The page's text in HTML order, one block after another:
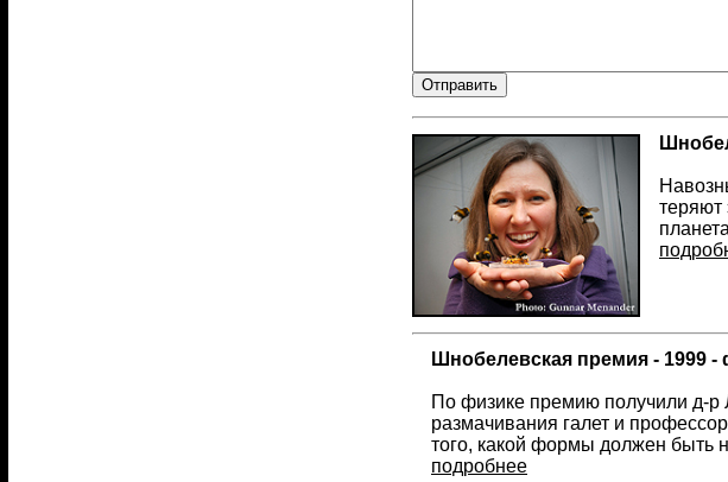
теряют
Шнобелевская премия - 1999 -
По физике премию получили д-р
размачивания галет и
того, какой формы должен быть
подробнее